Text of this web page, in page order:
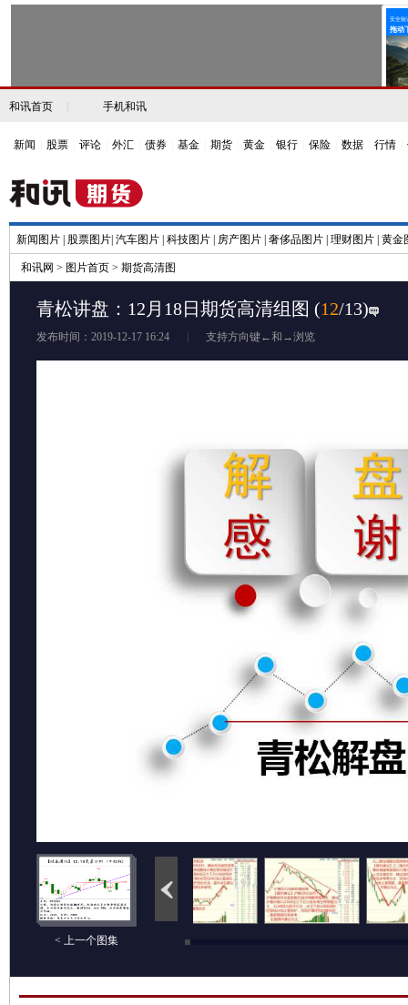
和讯首页 手机和讯
新闻 股票 评论 外汇 债券 基金 期货 黄金 银行 保险 数据 行情
新闻图片 股票图片 汽车图片 科技图片 房产图片 奢侈品图片 理财图片 黄金
和讯网 > 图片首页 > 期货高清图
青松讲盘：12月18日期货高清组图 (12/13)
发布时间：2019-12-17 16:24 支持方向键←和→浏览
< 上一个图集